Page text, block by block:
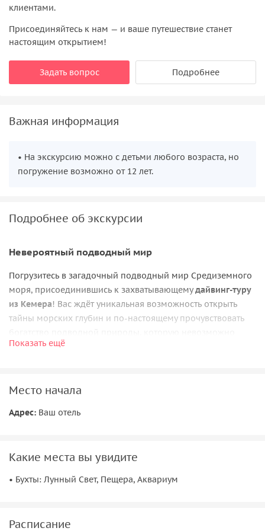
клиентами.
Присоединяйтесь к нам — и ваше путешествие станет
настоящим открытием!
Задать вопрос Подробнее
Важная информация
• На экскурсию можно с детьми любого возраста, но
погружение возможно от 12 лет.
Подробнее об экскурсии
Невероятный подводный мир
Погрузитесь в загадочный подводный мир Средиземного
моря, присоединившись к захватывающемудайвинг-туру
из Кемера! Вас ждёт уникальная возможность открыть
тайны морских глубин и по-настоящему прочувствовать
увидеть с поверхности.
безопасности и научат, как использовать оборудование и
Отдых для всех
Если вы не решитесь нырять или путешествуете с детьми
Показать ещё
Место начала
Адрес: Ваш отель
Какие места вы увидите
• Бухты: Лунный Свет, Пещера, Аквариум
Расписание